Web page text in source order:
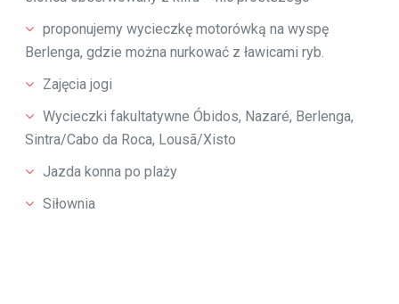
proponujemy wycieczkę motorówką na wyspę
Berlenga, gdzie można nurkować z ławicami ryb.
Zajęcia jogi
Wycieczki fakultatywne Óbidos, Nazaré, Berlenga,
Sintra/Cabo da Roca, Lousã/Xisto
Jazda konna po plaży
Siłownia